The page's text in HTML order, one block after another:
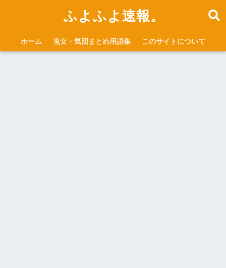
ふよふよ速報。
ホーム 鬼女・気団まとめ用語集 このサイトについて